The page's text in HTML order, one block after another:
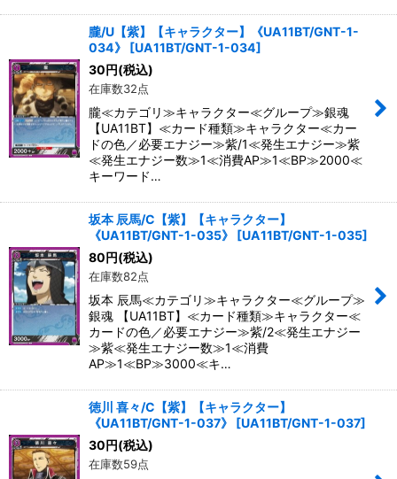
朧/U【紫】【キャラクター】《UA11BT/GNT-1-
034》
[UA11BT/GNT-1-034]
30円(税込)
在庫数32点
朧≪カテゴリ≫キャラクター≪グループ≫銀魂
【UA11BT】≪カード種類≫キャラクター≪カー
ドの色／必要エナジー≫紫/1≪発生エナジー≫紫
≪発生エナジー数≫1≪消費AP≫1≪BP≫2000≪
キーワード…
坂本 辰馬/C【紫】【キャラクター】
《UA11BT/GNT-1-035》
[UA11BT/GNT-1-035]
80円(税込)
在庫数82点
坂本 辰馬≪カテゴリ≫キャラクター≪グループ≫
銀魂 【UA11BT】≪カード種類≫キャラクター≪
カードの色／必要エナジー≫紫/2≪発生エナジー
≫紫≪発生エナジー数≫1≪消費
AP≫1≪BP≫3000≪キ…
徳川 喜々/C【紫】【キャラクター】
《UA11BT/GNT-1-037》
[UA11BT/GNT-1-037]
30円(税込)
在庫数59点